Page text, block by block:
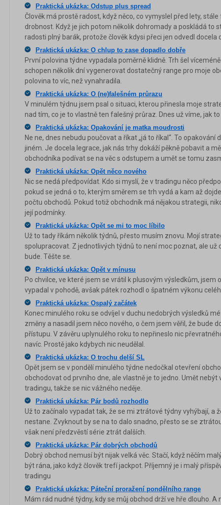
Praktická ukázka: Odstup plus spread
Člověk má prostě radost, když něco, co vymyslel před lety,
drobnost. Když je jich potom několik dohromady a poskládá to
radosti plný barák, protože člověk kdysi přeci jen odvedl docela
Praktická ukázka: O chlup to zase dopadlo dobře
První polovina týdne vypadala poměrně klidně. Trh šel
schopen několik dní vygenerovat dostatečný range pro moje
polovina to víc, než vynahradila.
Praktická ukázka: O (ne)falešném průrazu
V minulém týdnu jsem psal o situaci, kterou přinesla moje
nad tím, co je to vlastně ten falešný průraz. Dnes už víme, jak
Praktická ukázka: Opakování je matka moudrosti
Ne ne, dnes nebudu poučovat a říkat „já to říkal“. To opakování
jiném. Je docela legrace, jak nás trhy dokáží pěkně pobavit a
obchodníka podívat se na věc s odstupem a umět se tomu
Praktická ukázka: Opět něco nového
Nic se nedá předpovídat. Kdo si myslí, že v tradingu něco
pokud se jedná o to, kterým směrem se trh vydá a kam až
počtu obchodů. Pokud totiž obchodník má nějakou strategii,
její podmínky.
Praktická ukázka: Opět se mi to moc líbilo
Už to tady říkám několik týdnů, přesto musím znovu. Mojí
spolupracovat. Z jednotlivých týdnů to není moc poznat, ale
bude. Těšte se.
Praktická ukázka: Opět v mínusu
Po chvilce, ve které jsem se vrátil k plusovým výsledkům, jsem
vypadal v pohodě, avšak pátek rozhodl o špatném výkonu
Praktická ukázka: Ospalý začátek
Konec minulého roku se odvíjel v duchu nedobrých výsledků
změny a nasadil jsem něco nového, o čem jsem věřil, že bude
přístupu. V závěru uplynulého roku to nepřineslo nic
navíc. Prostě jako kdybych nic neudělal.
Praktická ukázka: O trochu delší SL
Opět jsem se v pondělí minulého týdne nedočkal otevření
obchodovat od prvního dne, ale vlastně je to jedno. Umět
tradingu, takže se nic vážného neděje.
Praktická ukázka: Pár bodů rozhodlo
Už to začínalo vypadat tak, že se mi ztrátové týdny vyhýbají, a
nestane. Zvyknout by se na to dalo snadno, přesto se se
však není předzvěstí série ztrát dalších.
Praktická ukázka: Pár dobrých obchodů
Dobrý obchod nemusí být nijak velká věc. Stačí, když něčím
být rána, jako když člověk trefí jackpot. Příjemný je i malý
tradingu
Praktická ukázka: Páteční proražení pondělního range
Mám rád nudné týdny, kdy se můj obchod drží ve hře dlouho. A